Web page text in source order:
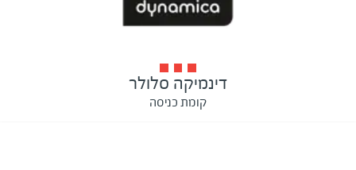
דינמיקה סלולר
קומת כניסה